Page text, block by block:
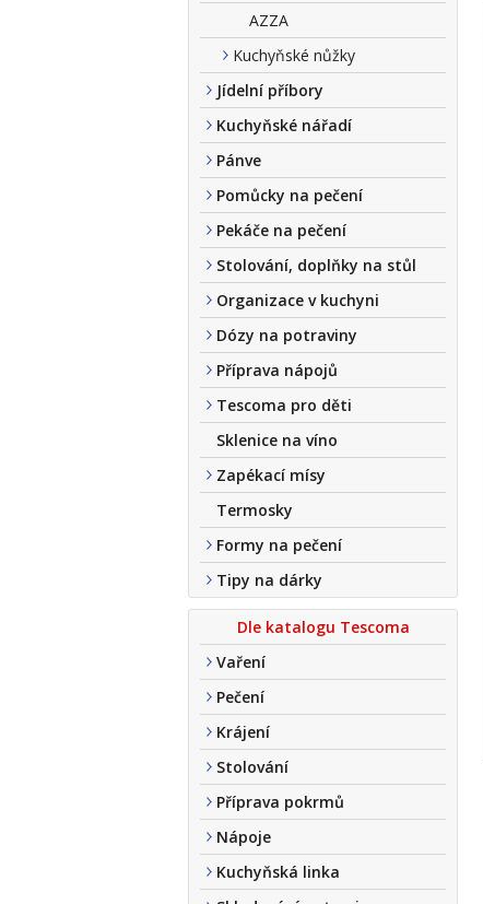
AZZA
Kuchyňské nůžky
Jídelní příbory
Kuchyňské nářadí
Pánve
Pomůcky na pečení
Pekáče na pečení
Stolování, doplňky na stůl
Organizace v kuchyni
Dózy na potraviny
Příprava nápojů
Tescoma pro děti
Sklenice na víno
Zapékací mísy
Termosky
Formy na pečení
Tipy na dárky
Dle katalogu Tescoma
Vaření
Pečení
Krájení
Stolování
Příprava pokrmů
Nápoje
Kuchyňská linka